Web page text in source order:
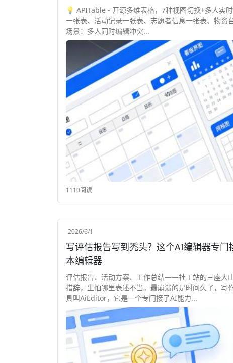
💡 APITable - 开源多维表格，7种视图切换+多人实
一张表、活动记录一张表、志愿者信息一张表、物
场景：多人同时编辑冲突...
1110阅读
2026/6/1
写评估报告写到秃头？这个AI编辑器专门拯救你 AiEditor，它是一个专门接了
本编辑器
评估报告、活动方案、工作总结——社工站的三座大
措辞，生怕哪里表述不当。最崩溃的是时间久了，
具叫AiEditor，它是一个专门接了AI能力...